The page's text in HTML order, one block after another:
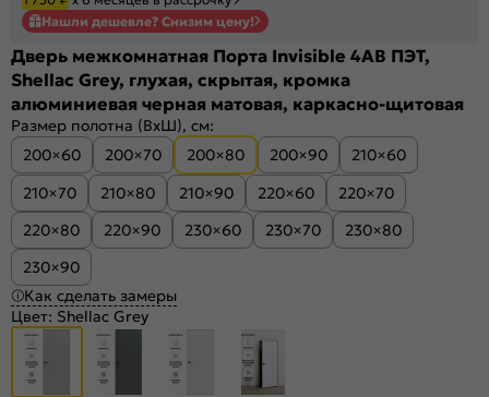
Нашли дешевле? Снизим цену!
Дверь межкомнатная Порта Invisible 4AB ПЭТ,
Shellac Grey, глухая, скрытая, кромка
алюминиевая черная матовая, каркасно-щитовая
Размер полотна (ВхШ), см:
200×60
200×70 200×80 200×90
210×60
210×70
210×80 210×90 220×60
220×70
220×80
220×90 230×60 230×70
230×80
230×90
Как сделать замеры
Цвет: Shellac Grey